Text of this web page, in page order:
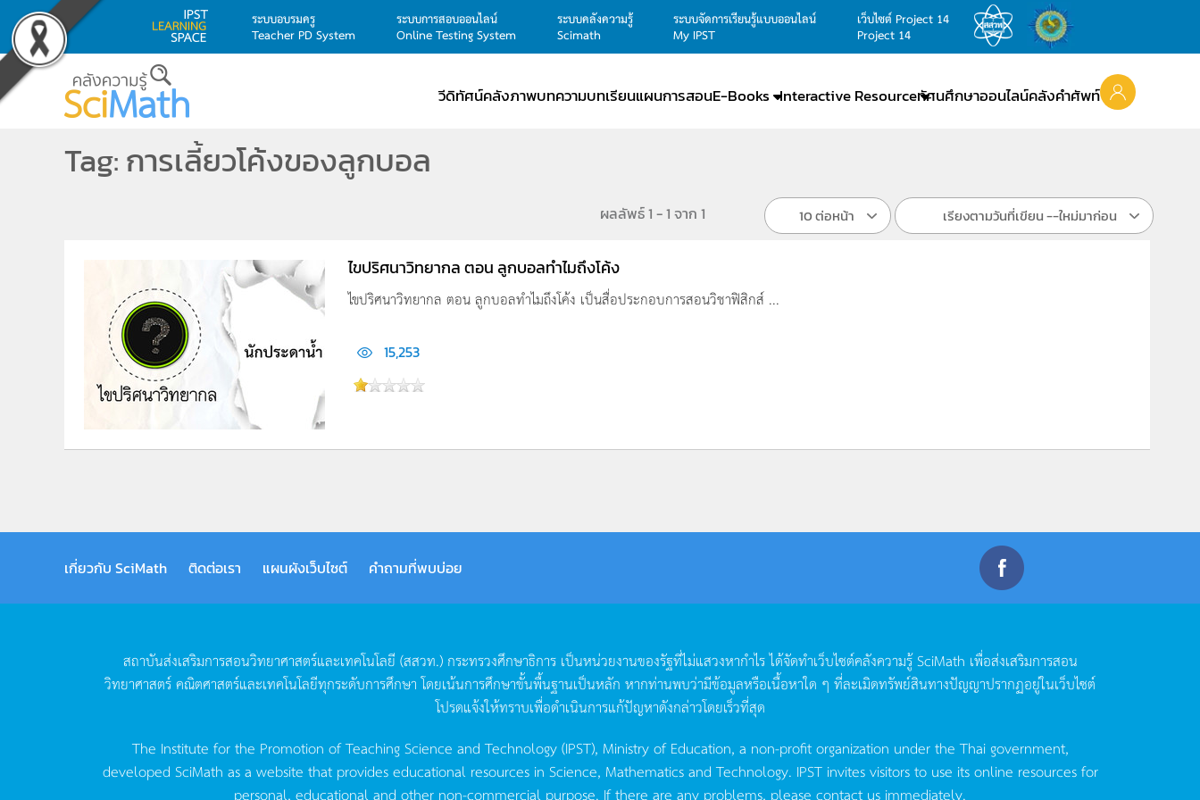
Skip to main content
ระบบอบรมครู
Teacher PD System
ระบบการสอบออนไลน์
Online Testing System
ระบบคลังความรู้
Scimath
ระบบจัดการเรียนรู้แบบออนไลน์
My IPST
เว็บไซต์ Project 14
Project 14
วีดิทัศน์คลังภาพบทความบทเรียนแผนการสอนE-Books Interactive Resourceทัศนศึกษาออนไลน์คลังคำศัพท์
Tag: การเลี้ยวโค้งของลูกบอล
ผลลัพธ์ 1 - 1 จาก 1 10 ต่อหน้า เรียงตามวันที่เขียน --ใหม่มาก่อน
ไขปริศนาวิทยากล ตอน ลูกบอลทำไมถึงโค้ง
ไขปริศนาวิทยากล ตอน ลูกบอลทำไมถึงโค้ง เป็นสื่อประกอบการสอนวิชาฟิสิกส์ ...
15,253
เกี่ยวกับ SciMath ติดต่อเรา แผนผังเว็บไซต์ คำถามที่พบบ่อย
สถาบันส่งเสริมการสอนวิทยาศาสตร์และเทคโนโลยี (สสวท.) กระทรวงศึกษาธิการ เป็นหน่วยงานของรัฐที่ไม่แสวงหากำไรได้จัดทำเว็บไซต์คลังความรู้SciMath เพื่อส่งเสริมการสอน
วิทยาศาสตร์คณิตศาสตร์และเทคโนโลยีทุกระดับการศึกษา โดยเน้นการศึกษาขั้นพื้นฐานเป็นหลัก หากท่านพบว่ามีข้อมูลหรือเนื้อหาใด ๆ ที่ละเมิดทรัพย์สินทางปัญญาปรากฏอยู่ในเว็บไซต์
โปรดแจ้งให้ทราบเพื่อดำเนินการแก้ปัญหาดังกล่าวโดยเร็วที่สุด
The Institute for the Promotion of Teaching Science and Technology (IPST), Ministry of Education, a non-profit organization under the Thai government,
developed SciMath as a website that provides educational resources in Science, Mathematics and Technology. IPST invites visitors to use its online resources for
personal, educational and other non-commercial purpose. If there are any problems, please contact us immediately.